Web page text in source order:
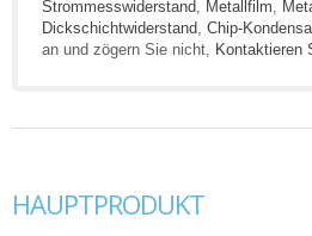
Strommesswiderstand, Metallfilm,
Dickschichtwiderstand, Chip-
an und zögern Sie nicht, Kontaktieren
HAUPTPRODUKT